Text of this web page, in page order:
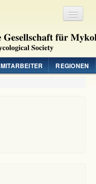
MITARBEITER REGIONEN